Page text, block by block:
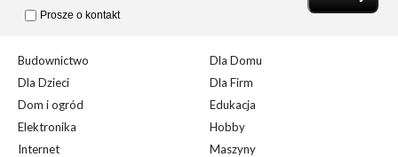
Prosze o kontakt
Budownictwo
Dla Domu
Dla Dzieci
Dla Firm
Dom i ogród
Edukacja
Elektronika
Hobby
Internet
Maszyny